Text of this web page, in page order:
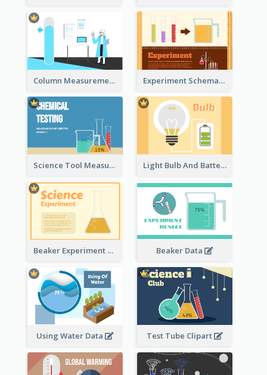
Column Measurement Clipart Experiment Schematic Diagram
Science Tool Measurement Light Bulb And Battery Schematic Diagram
Beaker Experiment Data Beaker Data
Using Water Data Test Tube Clipart